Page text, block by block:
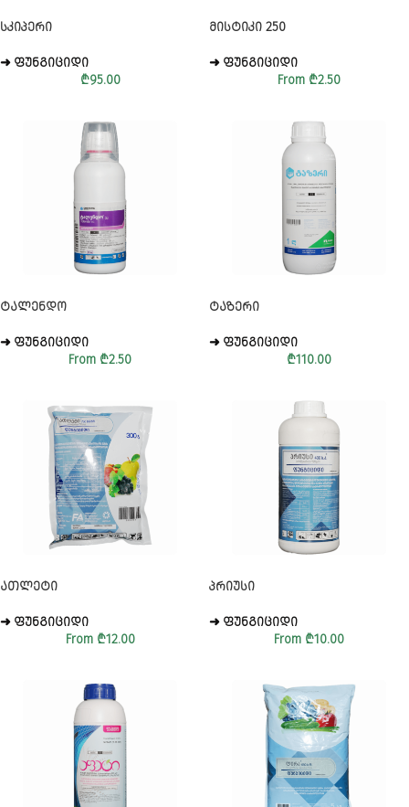
ᲡᲙᲘᲞᲔᲠᲘ
➜ ᲤᲣᲜᲒᲘᲪᲘᲓᲘ
₾95.00
ᲛᲘᲡᲢᲘᲙᲘ 250
➜ ᲤᲣᲜᲒᲘᲪᲘᲓᲘ
From ₾2.50
ᲢᲐᲚᲔᲜᲓᲝ
➜ ᲤᲣᲜᲒᲘᲪᲘᲓᲘ
From ₾2.50
ᲢᲐᲖᲔᲠᲘ
➜ ᲤᲣᲜᲒᲘᲪᲘᲓᲘ
₾110.00
ᲐᲗᲚᲔᲢᲘ
➜ ᲤᲣᲜᲒᲘᲪᲘᲓᲘ
From ₾12.00
ᲞᲠᲘᲣᲡᲘ
➜ ᲤᲣᲜᲒᲘᲪᲘᲓᲘ
From ₾10.00